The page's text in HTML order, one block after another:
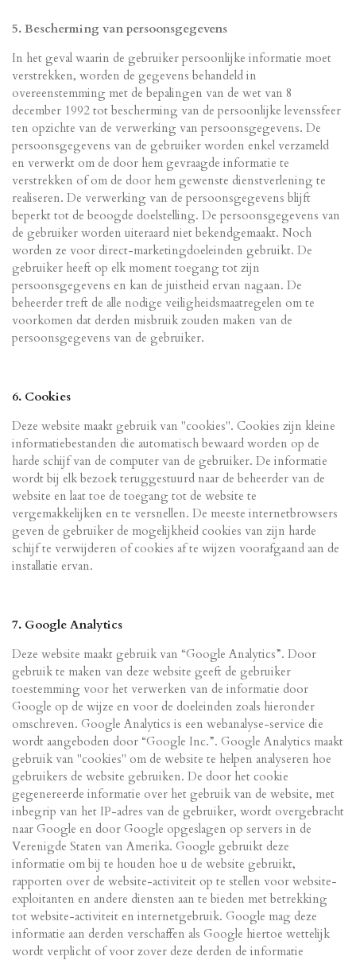
5. Bescherming van persoonsgegevens
In het geval waarin de gebruiker persoonlijke informatie moet
verstrekken, worden de gegevens behandeld in
overeenstemming met de bepalingen van de wet van 8
december 1992 tot bescherming van de persoonlijke levenssfeer
ten opzichte van de verwerking van persoonsgegevens. De
persoonsgegevens van de gebruiker worden enkel verzameld
en verwerkt om de door hem gevraagde informatie te
verstrekken of om de door hem gewenste dienstverlening te
realiseren. De verwerking van de persoonsgegevens blijft
beperkt tot de beoogde doelstelling. De persoonsgegevens van
de gebruiker worden uiteraard niet bekendgemaakt. Noch
worden ze voor direct-marketingdoeleinden gebruikt. De
gebruiker heeft op elk moment toegang tot zijn
persoonsgegevens en kan de juistheid ervan nagaan. De
beheerder treft de alle nodige veiligheidsmaatregelen om te
voorkomen dat derden misbruik zouden maken van de
persoonsgegevens van de gebruiker.
6. Cookies
Deze website maakt gebruik van "cookies". Cookies zijn kleine
informatiebestanden die automatisch bewaard worden op de
harde schijf van de computer van de gebruiker. De informatie
wordt bij elk bezoek teruggestuurd naar de beheerder van de
website en laat toe de toegang tot de website te
vergemakkelijken en te versnellen. De meeste internetbrowsers
geven de gebruiker de mogelijkheid cookies van zijn harde
schijf te verwijderen of cookies af te wijzen voorafgaand aan de
installatie ervan.
7. Google Analytics
Deze website maakt gebruik van “Google Analytics”. Door
gebruik te maken van deze website geeft de gebruiker
toestemming voor het verwerken van de informatie door
Google op de wijze en voor de doeleinden zoals hieronder
omschreven. Google Analytics is een webanalyse-service die
wordt aangeboden door “Google Inc.”. Google Analytics maakt
gebruik van "cookies" om de website te helpen analyseren hoe
gebruikers de website gebruiken. De door het cookie
gegenereerde informatie over het gebruik van de website, met
inbegrip van het IP-adres van de gebruiker, wordt overgebracht
naar Google en door Google opgeslagen op servers in de
Verenigde Staten van Amerika. Google gebruikt deze
informatie om bij te houden hoe u de website gebruikt,
rapporten over de website-activiteit op te stellen voor website-
exploitanten en andere diensten aan te bieden met betrekking
tot website-activiteit en internetgebruik. Google mag deze
informatie aan derden verschaffen als Google hiertoe wettelijk
wordt verplicht of voor zover deze derden de informatie